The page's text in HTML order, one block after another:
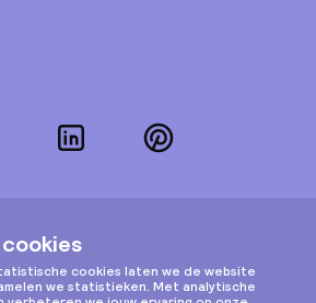
LinkedInPinterest
Instagram